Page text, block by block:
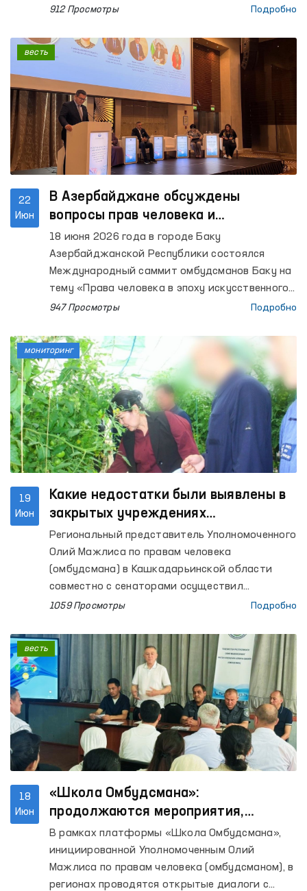
в Консультативной встрече национальных
членов ШОС.
912 Просмотры Подробно
22
Июн
В Азербайджане обсуждены
вопросы прав человека и
искусственного интеллекта
18 июня 2026 года в городе Баку
Азербайджанской Республики состоялся
Международный саммит омбудсманов Баку на
тему «Права человека в эпоху искусственного
интеллекта: возможности, риски и
947 Просмотры Подробно
весть
19
Июн
Какие недостатки были выявлены в
закрытых учреждениях
Кашкадарьинской области?
Региональный представитель Уполномоченного
Олий Мажлиса по правам человека
(омбудсмана) в Кашкадарьинской области
совместно с сенаторами осуществил
мониторинговые посещения Следственного
и № 10, колонии-поселения № 33, изоляторов
временного содержания (ИВС) органов
внутренних дел Камашинского и Касанского
районов, а также города Карши, межрайонных
пунктов оказания медицинской помощи лицам,
находящимся в состоянии алкогольного
опьянения (вытрезвителей) в Касанском и
Мубарекском районах, а также Центра
несовершеннолетним УВД Кашкадарьинской
области.
1059 Просмотры Подробно
мониторинг
18
Июн
«Школа Омбудсмана»:
продолжаются мероприятия,
направленные на повышение
правовой осведомлённости
населения
В рамках платформы «Школа Омбудсмана»,
инициированной Уполномоченным Олий
Мажлиса по правам человека (омбудсманом), в
регионах проводятся открытые диалоги с
весть